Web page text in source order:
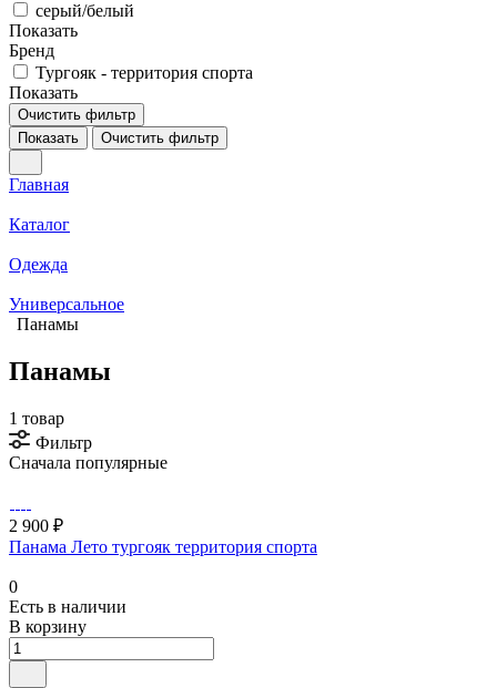
серый/белый
Показать
Бренд
Тургояк - территория спорта
Показать
Очистить фильтр
Показать
Очистить фильтр
Главная
Каталог
Одежда
Универсальное
Панамы
Панамы
1 товар
Фильтр
Сначала популярные
2 900 ₽
Панама Лето тургояк территория спорта
0
Есть в наличии
В корзину